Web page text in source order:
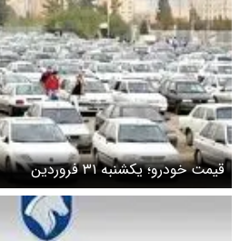
قیمت خودرو؛ یکشنبه ۳۱ فروردین